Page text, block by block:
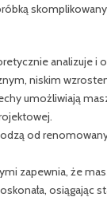
analizuje i
niskim
umożliwiają
od
zapewnia, że
osiągając